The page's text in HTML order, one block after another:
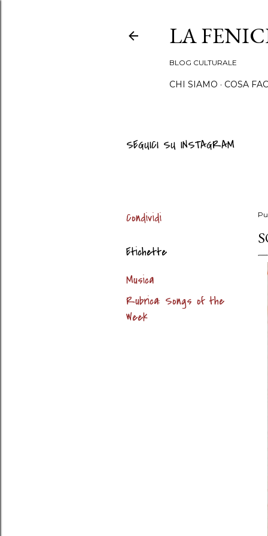
LA
BLOG CULTURALE
CHI SIAMO COSA
SEGUICI SU INSTAGRAM
Condividi
Etichette
Musica
Rubrica: Songs of the
Week